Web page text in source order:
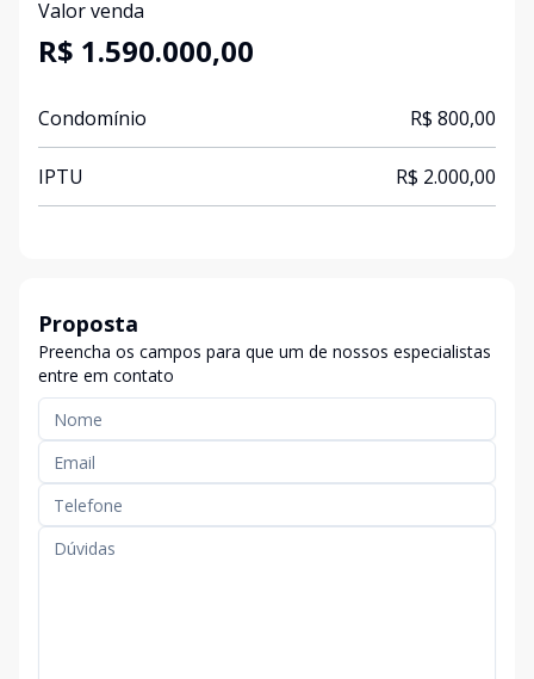
Valor venda
R$ 1.590.000,00
Condomínio R$ 800,00
IPTU R$ 2.000,00
Proposta
Preencha os campos para que um de nossos especialistas
entre em contato